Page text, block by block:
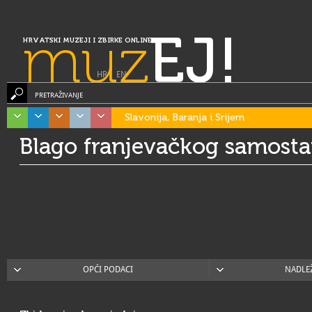
HRVATSKI MUZEJI I ZBIRKE ONLINE
muzEJ!
HR| EN
PRETRAŽIVANJE
Slavonija, Baranja i Srijem
Blago franjevačkog
OPĆI PODACI